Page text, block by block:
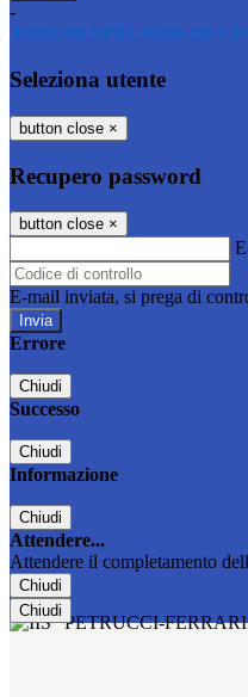
-
Entra con SPID Entra con
Seleziona utente
button close ×
Recupero password
button close ×
E-mail inviata, si prega di
Errore
Chiudi
Successo
Chiudi
Informazione
Chiudi
Attendere...
Attendere il completamento
Chiudi
Chiudi